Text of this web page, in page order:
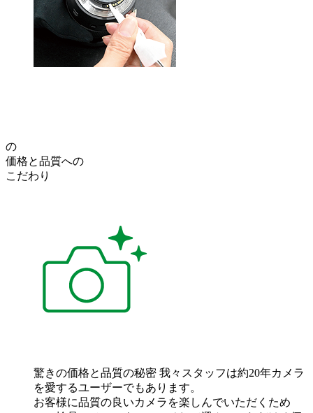
の
価格と品質への
こだわり
驚きの価格と品質の秘密 我々スタッフは約20年カメラ
を愛するユーザーでもあります。
お客様に品質の良いカメラを楽しんでいただくため